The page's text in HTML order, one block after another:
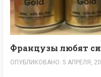
Французы любят
ОПУБЛИКОВАНО: 5 АПРЕЛЯ,